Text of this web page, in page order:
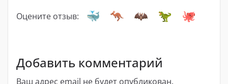
Оцените отзыв:
Добавить комментарий
Ваш адрес email не будет опубликован.